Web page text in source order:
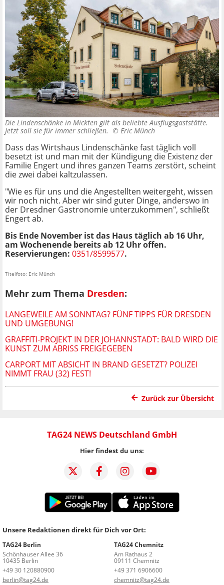
Die Lindenschänke in Mickten gilt als beliebte Ausflugsgaststätte.
Jetzt soll sie für immer schließen. © Eric Münch
Dass das Wirtshaus Lindenschänke fast täglich voll
besetzt ist und man mit der Kündigung die Existenz der
Familie Engert und ihres ganzen Teams zerstört, scheint
die zwei dabei kaltzulassen.
"Wie es für uns und die Angestellten weitergeht, wissen
wir noch nicht. Aber wir sind guter Dinge, anderswo in
der Dresdner Gastronomie unterzukommen", schließt
Engert ab.
Bis Ende November ist das Haus täglich ab 16 Uhr,
am Wochenende bereits ab 12 Uhr offen.
Reservierungen: 0351/8599577.
Titelfoto: Eric Münch
Mehr zum Thema Dresden:
LANGEWEILE AM SONNTAG? FÜNF TIPPS FÜR DRESDEN
UND UMGEBUNG!
GRAFFITI-PROJEKT IN DER JOHANNSTADT: BALD WIRD DIE
KUNST ZUM ABRISS FREIGEGEBEN
CARPORT MIT ABSICHT IN BRAND GESETZT? POLIZEI
NIMMT FRAU (32) FEST!
Zurück zur Übersicht
TAG24 NEWS Deutschland GmbH
Hier findest du uns:
Unsere Redaktionen direkt für Dich vor Ort:
TAG24 Berlin
Schönhauser Allee 36
10435 Berlin
+49 30 120880900
berlin@tag24.de
TAG24 Chemnitz
Am Rathaus 2
09111 Chemnitz
+49 371 6906600
chemnitz@tag24.de